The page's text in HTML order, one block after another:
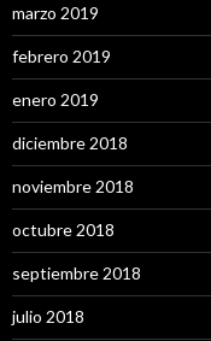
marzo 2019
febrero 2019
enero 2019
diciembre 2018
noviembre 2018
octubre 2018
septiembre 2018
julio 2018